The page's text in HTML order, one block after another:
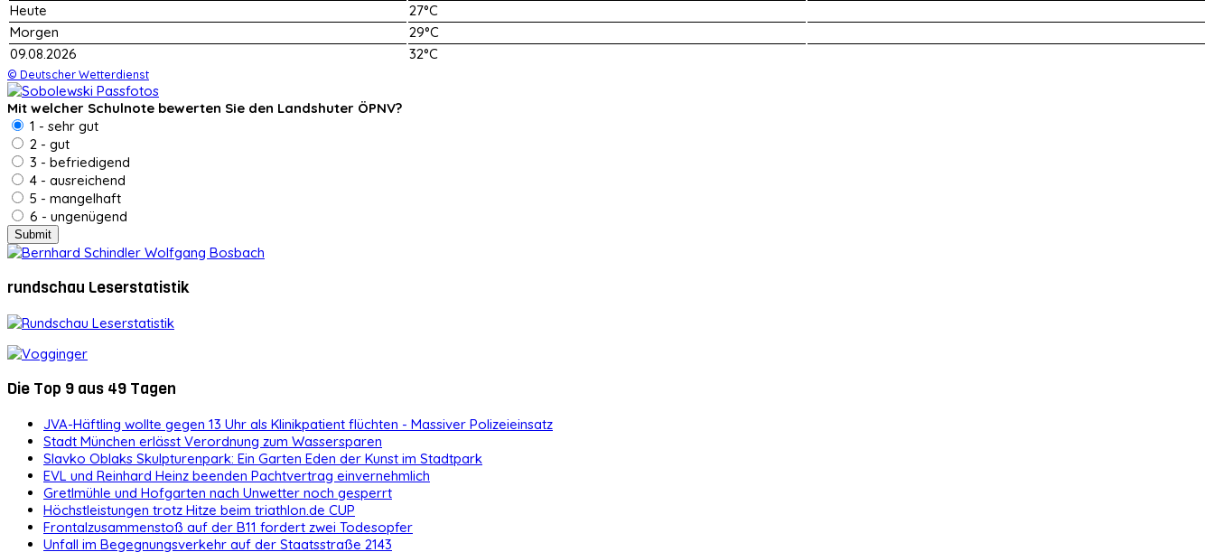
Heute
27°C
Morgen
29°C
09.08.2026
32°C
© Deutscher Wetterdienst
Mit welcher Schulnote bewerten Sie den Landshuter ÖPNV?
1 - sehr gut
2 - gut
3 - befriedigend
4 - ausreichend
5 - mangelhaft
6 - ungenügend
rundschau Leserstatistik
Die Top 9 aus 49 Tagen
JVA-Häftling wollte gegen 13 Uhr als Klinikpatient flüchten - Massiver Polizeieinsatz
Stadt München erlässt Verordnung zum Wassersparen
Slavko Oblaks Skulpturenpark: Ein Garten Eden der Kunst im Stadtpark
EVL und Reinhard Heinz beenden Pachtvertrag einvernehmlich
Gretlmühle und Hofgarten nach Unwetter noch gesperrt
Höchstleistungen trotz Hitze beim triathlon.de CUP
Frontalzusammenstoß auf der B11 fordert zwei Todesopfer
Unfall im Begegnungsverkehr auf der Staatsstraße 2143